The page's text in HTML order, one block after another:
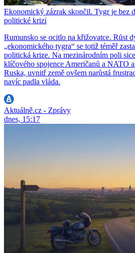
Ekonomický zázrak skončil. Tygr je bez
politické krizi
Rumunsko se ocitlo na křižovatce. Růst
„ekonomického tygra“ se totiž téměř
politická krize. Na mezinárodním poli
klíčového spojence Američanů a NATO
Ruska, uvnitř země ovšem narůstá
navíc padla vláda.
Aktuálně.cz - Zprávy
dnes, 15:17